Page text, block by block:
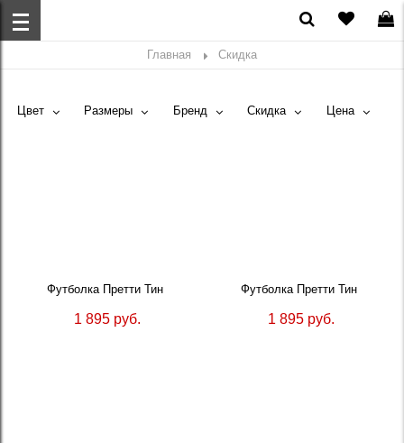
Главная Скидка
Цвет Размеры Бренд Скидка Цена
Футболка Претти Тин
1 895 руб.
Футболка Претти Тин
1 895 руб.